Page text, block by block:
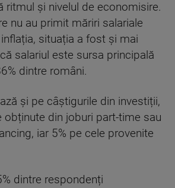
ritmul și nivelul de economisire.
nu au primit măriri salariale
situația a fost și mai
salariul este sursa principală
dintre români.
și pe câștigurile din investiții,
obținute din joburi part-time sau
iar 5% pe cele provenite
dintre respondenți